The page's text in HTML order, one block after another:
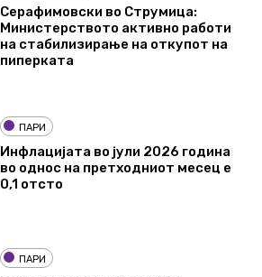
Серафимовски во Струмица:
Министерството активно работи
на стабилизирање на откупот на
пиперката
ПАРИ
Инфлацијата во јули 2026 година
во однос на претходниот месец е
0,1 отсто
ПАРИ